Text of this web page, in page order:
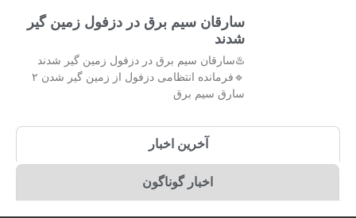
سارقان سیم برق در دزفول زمین گیر
شدند
♨️سارقان سیم برق در دزفول زمین گیر شدند
🔹فرمانده انتظامی دزفول از زمین گیر شدن ۲
سارق سیم برق
آخرین اخبار
اخبار گوناگون